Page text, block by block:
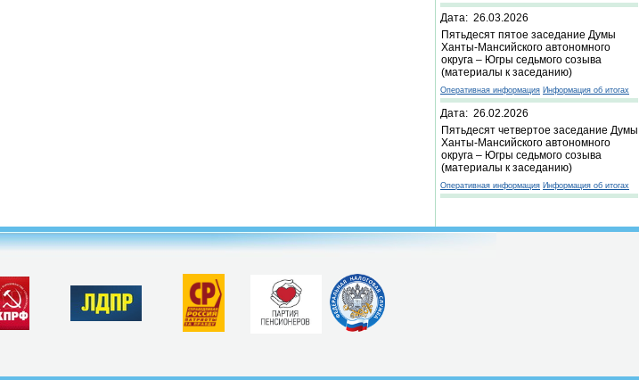
Дата: 26.03.2026
Пятьдесят пятое заседание Думы
Ханты-Мансийского автономного
округа – Югры седьмого созыва
(материалы к заседанию)
Оперативная информация Информация об итогах
Дата: 26.02.2026
Пятьдесят четвертое заседание Думы
Ханты-Мансийского автономного
округа – Югры седьмого созыва
(материалы к заседанию)
Оперативная информация Информация об итогах